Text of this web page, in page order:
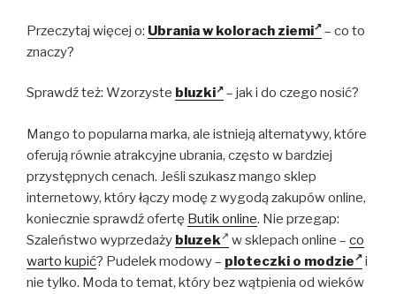
Przeczytaj więcej o: Ubrania w kolorach ziemi
– co to
znaczy?
Sprawdź też: Wzorzyste bluzki – jak i do czego nosić?
Mango to popularna marka, ale istnieją alternatywy, które
oferują równie atrakcyjne ubrania, często w bardziej
przystępnych cenach. Jeśli szukasz mango sklep
internetowy, który łączy modę z wygodą zakupów online,
koniecznie sprawdź ofertę Butik online. Nie przegap:
Szaleństwo wyprzedaży bluzek w sklepach online – co
warto kupić? Pudelek modowy – ploteczki o modzie
i
nie tylko. Moda to temat, który bez wątpienia od wieków